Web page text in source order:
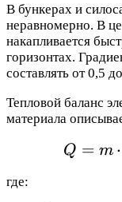
В бункерах и
неравномерно. В
накапливается
горизонтах.
составлять от 0,5
Тепловой баланс
материала
Q = m ⋅
где: